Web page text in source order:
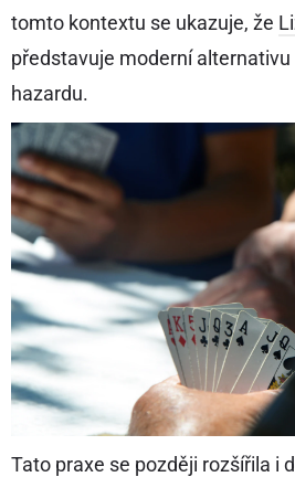
tomto kontextu se ukazuje, že
představuje moderní
hazardu.
Tato praxe se později rozšířila i